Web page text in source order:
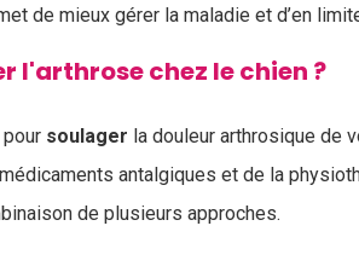
de mieux gérer la maladie et d’en
l'arthrose chez le chien ?
soulager la douleur arthrosique de
antalgiques et de la
de plusieurs approches.